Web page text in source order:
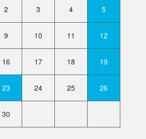
2 3 4 5
9 10 11 12
16 17 18 19
23 24 25 26
30